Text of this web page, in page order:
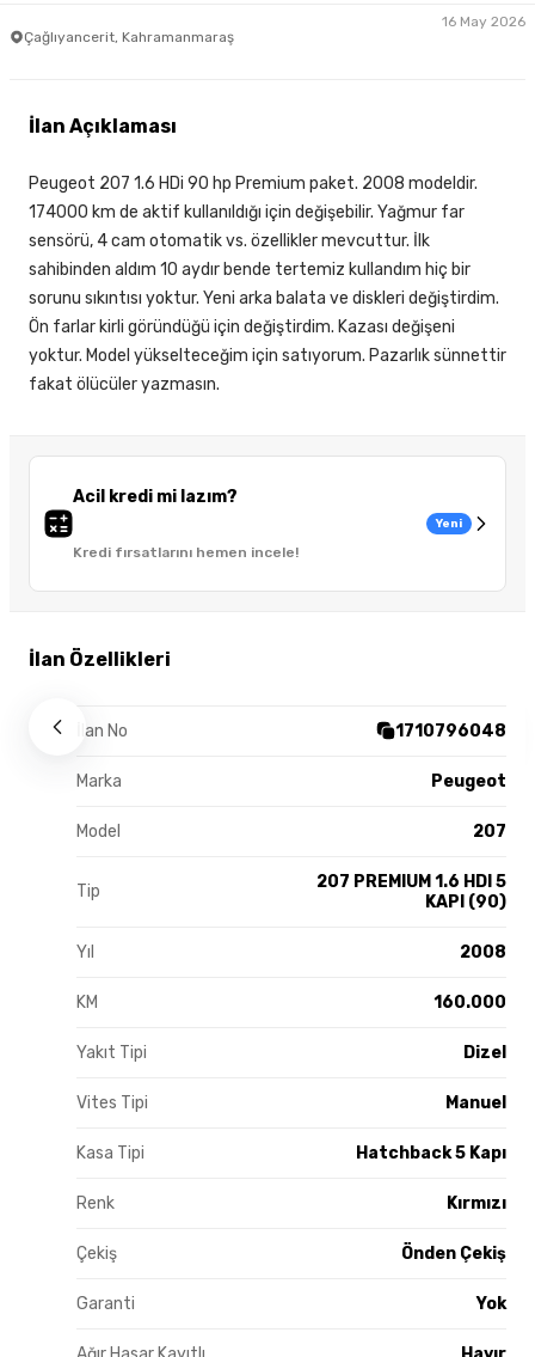
Çağlıyancerit, Kahramanmaraş
16 May 2026
Acil kredi mi lazım?
Kredi fırsatlarını hemen incele!
Yeni
İlan Özellikleri
İlan No 1710796048
Marka Peugeot
Model 207
Tip
207 PREMIUM 1.6 HDI 5
KAPI (90)
Yıl 2008
KM 160.000
Yakıt Tipi Dizel
Vites Tipi Manuel
Kasa Tipi Hatchback 5 Kapı
Renk Kırmızı
Çekiş Önden Çekiş
Garanti Yok
İlan Açıklaması
Peugeot 207 1.6 HDi 90 hp Premium paket. 2008 modeldir.
174000 km de aktif kullanıldığı için değişebilir. Yağmur far
sensörü, 4 cam otomatik vs. özellikler mevcuttur. İlk
sahibinden aldım 10 aydır bende tertemiz kullandım hiç bir
sorunu sıkıntısı yoktur. Yeni arka balata ve diskleri değiştirdim.
Ön farlar kirli göründüğü için değiştirdim. Kazası değişeni
yoktur. Model yükselteceğim için satıyorum. Pazarlık sünnettir
fakat ölücüler yazmasın.